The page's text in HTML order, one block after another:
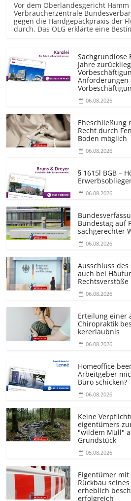
Vor dem Oberlandesgericht
Verbraucherzentrale
gegen die Handgepäckpraxis der
durch. Das OLG erklärte eine
Sachgrundlose
Jahre
Anforderungen
06.08.2026
Eheschließung
Recht durch
Boden möglich
06.08.2026
§ 1615l BGB –
06.08.2026
Bundestag auf
sachgerechter
06.08.2026
Ausschluss
auch bei
Rechtsverstöße
06.08.2026
Erteilung einer
Chiropraktik
kererlaubnis
06.08.2026
Homeoffice
Arbeitgeber
Büro schicken?
06.08.2026
Keine
eigentümers
"wildem Müll"
Grundstück
05.08.2026
Eigentümer mit
Rückbau
erheblich
erfolgreich